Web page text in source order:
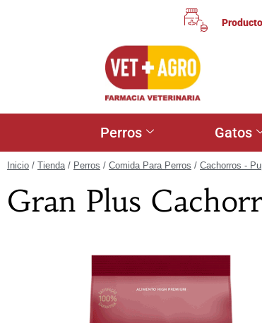
Perros Gatos
Inicio / Tienda/ Perros / Comida Para Perros / Cachorros -
Gran Plus